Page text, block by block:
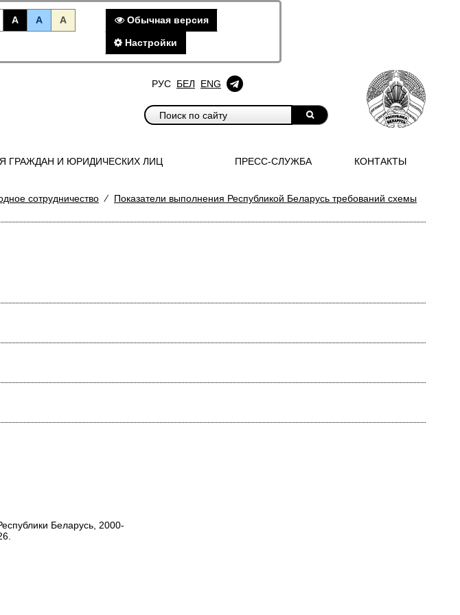
A A A Обычная версия
Настройки
РУС БЕЛ ENG
ГРАЖДАН И ЮРИДИЧЕСКИХ ЛИЦ ПРЕСС-СЛУЖБА КОНТАКТЫ
сотрудничество ⁄
Показатели выполнения Республикой Беларусь требований схемы
Беларусь, 2000-